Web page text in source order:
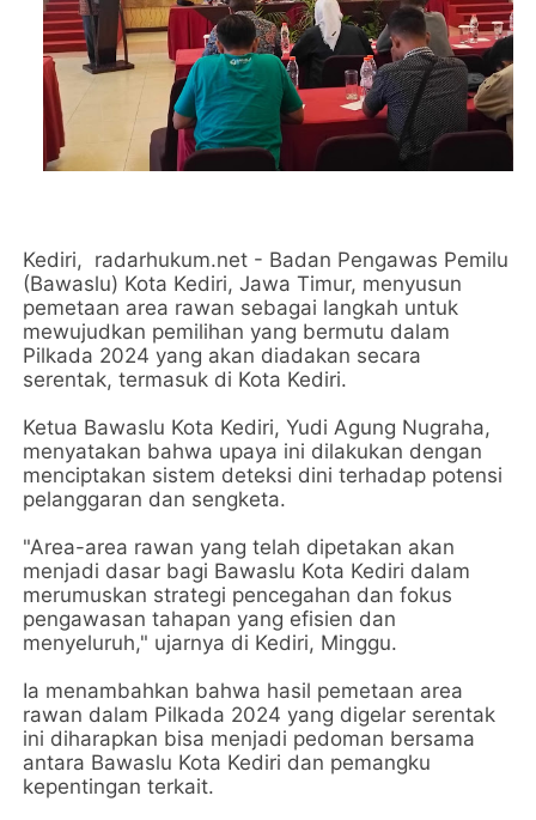
Kediri, radarhukum.net - Badan Pengawas Pemilu
(Bawaslu) Kota Kediri, Jawa Timur, menyusun
pemetaan area rawan sebagai langkah untuk
mewujudkan pemilihan yang bermutu dalam
Pilkada 2024 yang akan diadakan secara
serentak, termasuk di Kota Kediri.
Ketua Bawaslu Kota Kediri, Yudi Agung Nugraha,
menyatakan bahwa upaya ini dilakukan dengan
menciptakan sistem deteksi dini terhadap potensi
pelanggaran dan sengketa.
"Area-area rawan yang telah dipetakan akan
menjadi dasar bagi Bawaslu Kota Kediri dalam
merumuskan strategi pencegahan dan fokus
pengawasan tahapan yang efisien dan
menyeluruh," ujarnya di Kediri, Minggu.
Ia menambahkan bahwa hasil pemetaan area
rawan dalam Pilkada 2024 yang digelar serentak
ini diharapkan bisa menjadi pedoman bersama
antara Bawaslu Kota Kediri dan pemangku
kepentingan terkait.